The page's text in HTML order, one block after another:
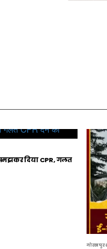
दिया CPR, गलत
गोरखपुर